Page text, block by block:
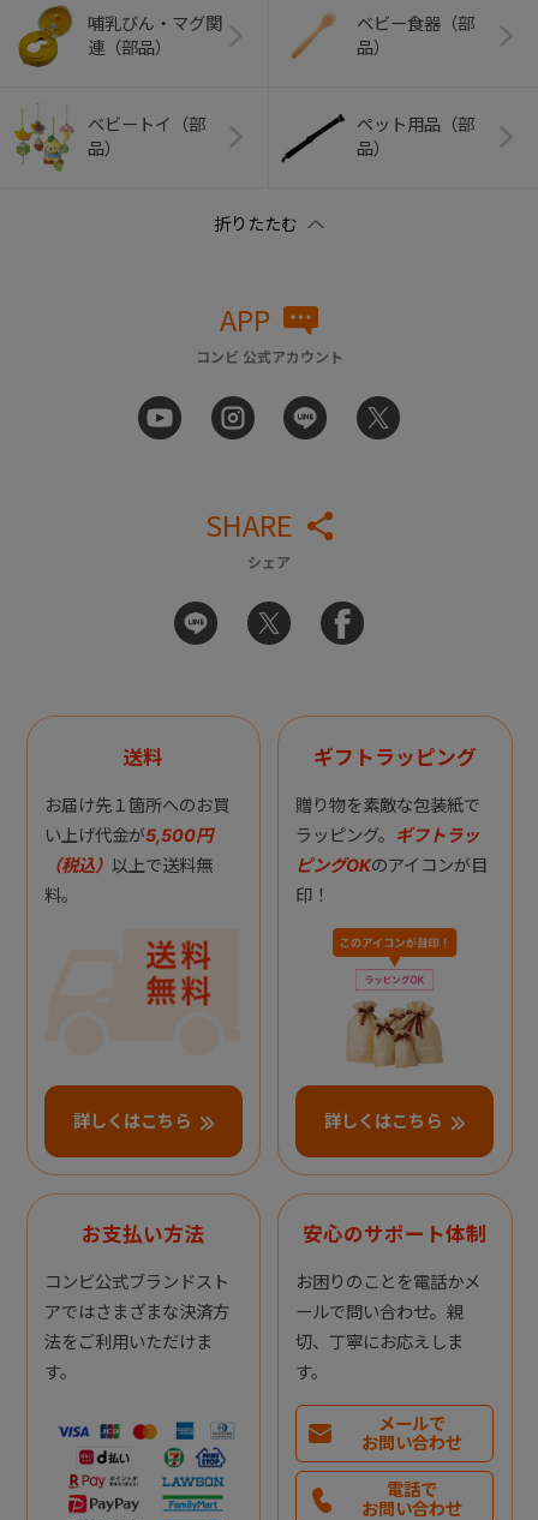
哺乳びん・マグ関
連（部品）
ベビー食器（部
品）
ベビートイ（部
品）
ペット用品（部
品）
APP
コンビ 公式アカウント
SHARE
シェア
送料
お届け先１箇所へのお買
い上げ代金が5,500円
（税込） 以上で送料無
料。
詳しくはこちら
ギフトラッピング
贈り物を素敵な包装紙で
ラッピング。 ギフトラッ
ピングOKのアイコンが目
印！
詳しくはこちら
お支払い方法
コンビ公式ブランドスト
アではさまざまな決済方
法をご利用いただけま
す。
安心のサポート体制
お困りのことを電話かメ
ールで問い合わせ。親
切、丁寧にお応えしま
す。
メールで
お問い合わせ
電話で
お問い合わせ